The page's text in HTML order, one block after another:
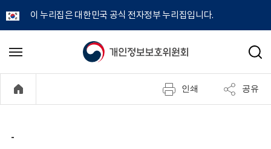
이 누리집은 대한민국 공식 전자정부 누리집입니다.
개
정
메
기
검
인쇄 공유
-